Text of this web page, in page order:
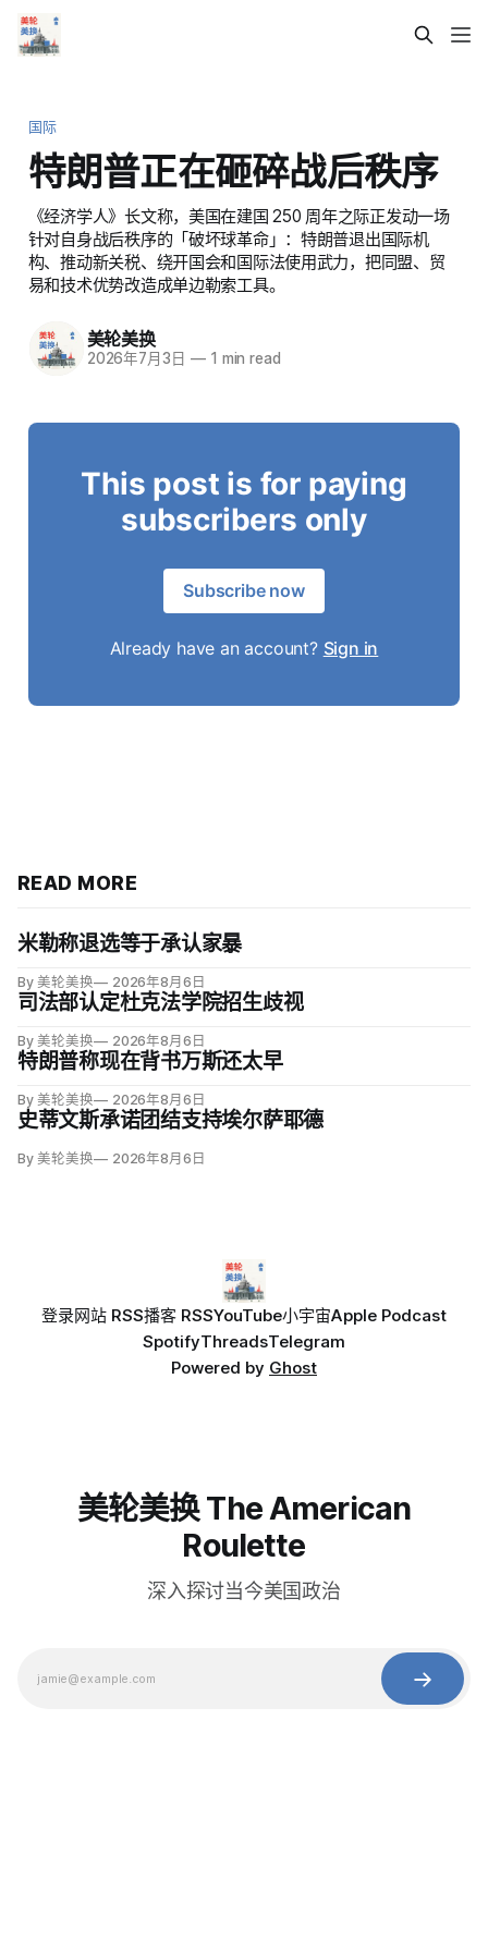
国际
特朗普正在砸碎战后秩序
《经济学人》长文称，美国在建国 250 周年之际正发动一场
针对自身战后秩序的「破坏球革命」：特朗普退出国际机
构、推动新关税、绕开国会和国际法使用武力，把同盟、贸
易和技术优势改造成单边勒索工具。
美轮美换
2026年7月3日 —1 min read
This post is for paying
subscribers only
Subscribe now
Already have an account? Sign in
READ MORE
米勒称退选等于承认家暴
By 美轮美换 2026年8月6日
司法部认定杜克法学院招生歧视
By 美轮美换 2026年8月6日
特朗普称现在背书万斯还太早
By 美轮美换 2026年8月6日
史蒂文斯承诺团结支持埃尔萨耶德
By 美轮美换 2026年8月6日
登录网站 RSS播客 RSSYouTube小宇宙Apple Podcast
SpotifyThreadsTelegram
Powered by Ghost
美轮美换 The American
Roulette
深入探讨当今美国政治